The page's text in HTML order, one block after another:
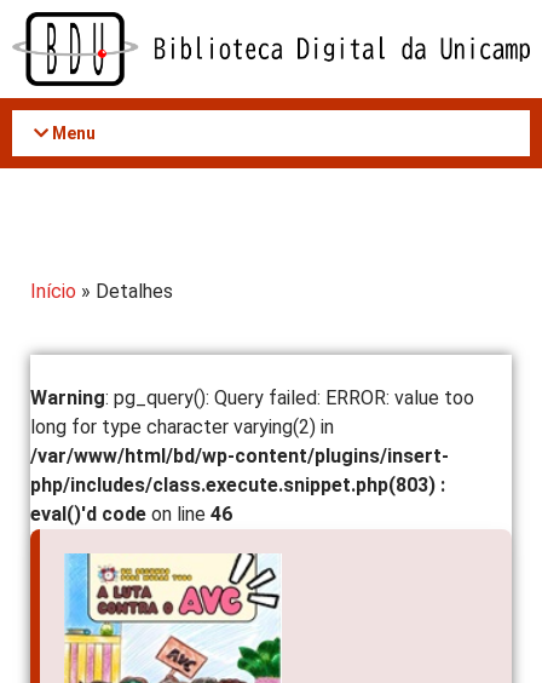
Acessar
conteúdo
Menu
Início » Detalhes
Warning: pg_query(): Query failed: ERROR: value too
long for type character varying(2) in
/var/www/html/bd/wp-content/plugins/insert-
php/includes/class.execute.snippet.php(803) :
eval()'d code on line 46